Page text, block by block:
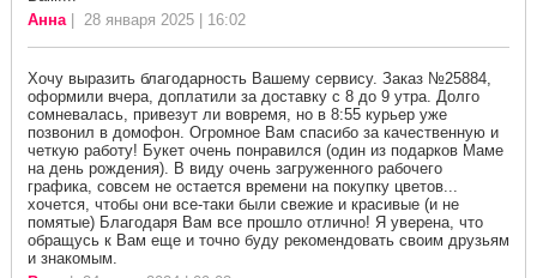
Анна| 28 января 2025 | 16:02
Хочу выразить благодарность Вашему сервису. Заказ №25884,
оформили вчера, доплатили за доставку с 8 до 9 утра. Долго
сомневалась, привезут ли вовремя, но в 8:55 курьер уже
позвонил в домофон. Огромное Вам спасибо за качественную и
четкую работу! Букет очень понравился (один из подарков Маме
на день рождения). В виду очень загруженного рабочего
графика, совсем не остается времени на покупку цветов...
хочется, чтобы они все-таки были свежие и красивые (и не
помятые) Благодаря Вам все прошло отлично! Я уверена, что
обращусь к Вам еще и точно буду рекомендовать своим друзьям
и знакомым.